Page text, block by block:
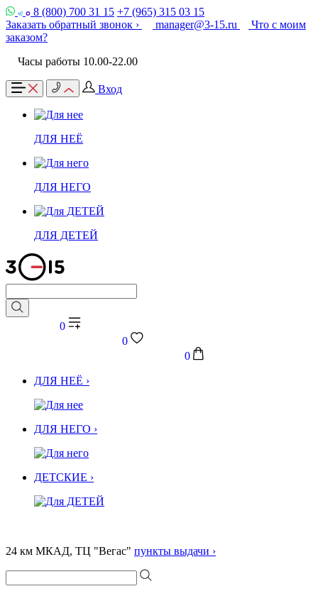
8 (800) 700 31 15 +7 (965) 315 03 15
Заказать обратный звонок ›
manager@3-15.ru
Что с моим
заказом?
Часы работы 10.00-22.00
Вход
ДЛЯ НЕЁ
ДЛЯ НЕГО
ДЛЯ ДЕТЕЙ
0
0
0
ДЛЯ НЕЁ ›
ДЛЯ НЕГО ›
ДЕТСКИЕ ›
24 км МКАД, ТЦ "Вегас" пункты выдачи ›